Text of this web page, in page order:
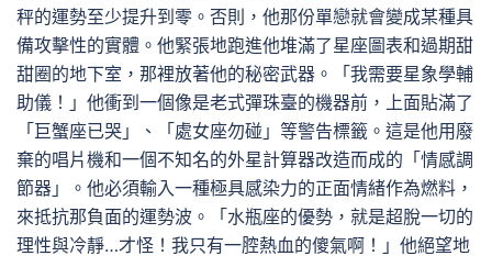
秤的運勢至少提升到零。否則，他那份單戀就會變成某種具
備攻擊性的實體。他緊張地跑進他堆滿了星座圖表和過期甜
甜圈的地下室，那裡放著他的秘密武器。「我需要星象學輔
助儀！」他衝到一個像是老式彈珠臺的機器前，上面貼滿了
「巨蟹座已哭」、「處女座勿碰」等警告標籤。這是他用廢
棄的唱片機和一個不知名的外星計算器改造而成的「情感調
節器」。他必須輸入一種極具感染力的正面情緒作為燃料，
來抵抗那負面的運勢波。「水瓶座的優勢，就是超脫一切的
理性與冷靜…才怪！我只有一腔熱血的傻氣啊！」他絕望地